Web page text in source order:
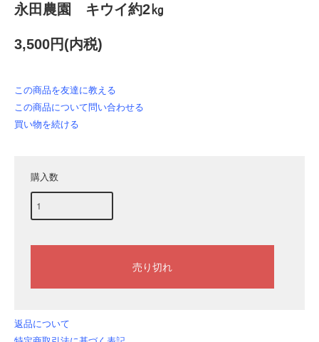
永田農園 キウイ約2㎏
3,500円(内税)
この商品を友達に教える
この商品について問い合わせる
買い物を続ける
購入数
返品について